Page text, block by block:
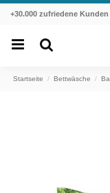
+30.000 zufriedene Kunden
Startseite Bettwäsche